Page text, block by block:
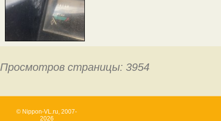
Просмотров страницы: 3954
© Nippon-VL.ru, 2007-
2026